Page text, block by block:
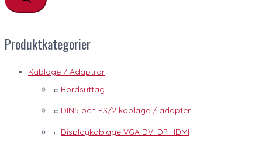
Produktkategorier
Kablage / Adaptrar
Bordsuttag
DIN5 och PS/2 kablage / adapter
Displaykablage VGA DVI DP HDMI